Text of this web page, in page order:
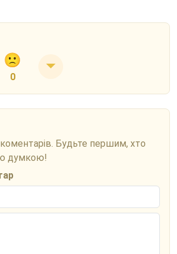
0
Будьте першим, хто
думкою!